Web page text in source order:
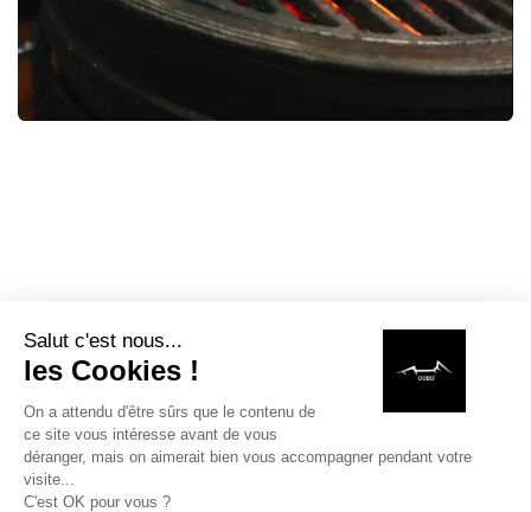
inRecettes
#
Recettes kamados